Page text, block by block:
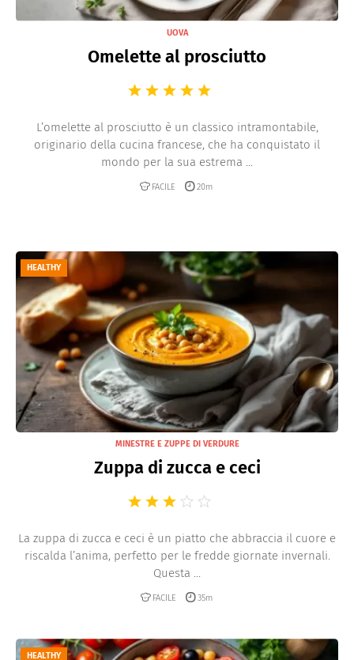
UOVA
Omelette al prosciutto
L’omelette al prosciutto è un classico intramontabile,
originario della cucina francese, che ha conquistato il
mondo per la sua estrema ...
FACILE 20m
HEALTHY
MINESTRE E ZUPPE DI VERDURE
Zuppa di zucca e ceci
La zuppa di zucca e ceci è un piatto che abbraccia il cuore e
riscalda l’anima, perfetto per le fredde giornate invernali.
Questa ...
FACILE 35m
HEALTHY